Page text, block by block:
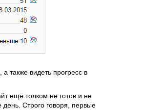
также видеть прогресс в
ещё толком не готов и не
Строго говоря, первые